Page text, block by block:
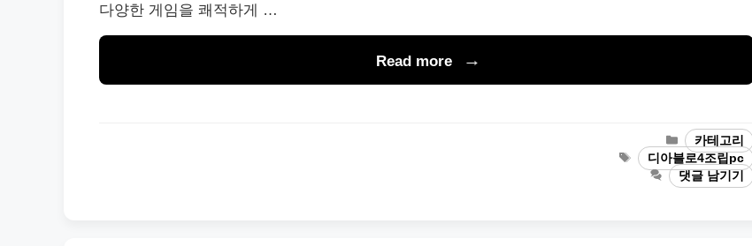
다양한 게임을 쾌적하게 …
Read more
카
테
고
리
카테고리
태
그
디아블로4조립pc
댓글 남기기